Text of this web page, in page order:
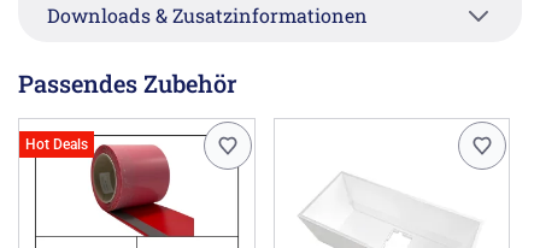
Downloads & Zusatzinformationen
Passendes Zubehör
Hot Deals